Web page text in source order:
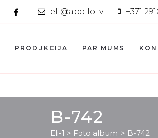
eli@apollo.lv +371
PRODUKCIJA PAR MUMS
B-742
Eli-1 > Foto albumi > B-742